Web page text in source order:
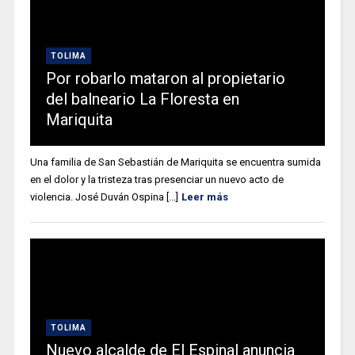
TOLIMA
Por robarlo mataron al propietario
del balneario La Floresta en
Mariquita
Una familia de San Sebastián de Mariquita se encuentra sumida
en el dolor y la tristeza tras presenciar un nuevo acto de
violencia. José Duván Ospina [...]
Leer más
TOLIMA
Nuevo alcalde de El Espinal anuncia